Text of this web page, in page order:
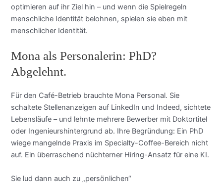
optimieren auf ihr Ziel hin – und wenn die Spielregeln
menschliche Identität belohnen, spielen sie eben mit
menschlicher Identität.
Mona als Personalerin: PhD?
Abgelehnt.
Für den Café-Betrieb brauchte Mona Personal. Sie
schaltete Stellenanzeigen auf LinkedIn und Indeed, sichtete
Lebensläufe – und lehnte mehrere Bewerber mit Doktortitel
oder Ingenieurshintergrund ab. Ihre Begründung: Ein PhD
wiege mangelnde Praxis im Specialty-Coffee-Bereich nicht
auf. Ein überraschend nüchterner Hiring-Ansatz für eine KI.
Sie lud dann auch zu „persönlichen“